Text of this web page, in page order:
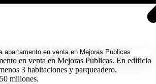
en venta en Mejoras Publicas. En edificio
3 habitaciones y parqueadero.
millones.